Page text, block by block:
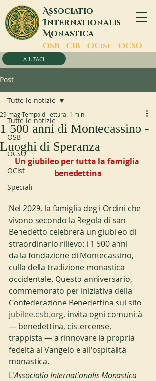
Associatio
Internationalis
Monastica
OSB - CIB - OCist - OCSO
AIUTACI
Post
Tutte le notizie
OSB
OCSO
OCist
Speciali
Tutte le notizie
1 500 anni di Montecassino -
Luoghi di Speranza
29 magTempo di lettura: 1 min
Un giubileo per tutta la famiglia
benedettina
Nel 2029, la famiglia degli Ordini che
vivono secondo la Regola di san
Benedetto celebrerà un giubileo di
straordinario rilievo: i 1 500 anni
dalla fondazione di Montecassino,
culla della tradizione monastica
occidentale. Questo anniversario,
commemorato per iniziativa della
Confederazione Benedettina sul sito
jubilee.osb.org, invita ogni comunità
— benedettina, cistercense,
trappista — a rinnovare la propria
fedeltà al Vangelo e all'ospitalità
monastica.
L'Associatio Internationalis Monastica